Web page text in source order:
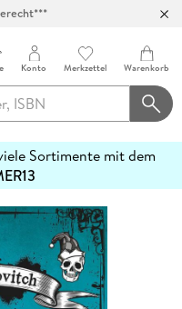
Konto Merkzettel Warenkorb
Sortimente mit dem